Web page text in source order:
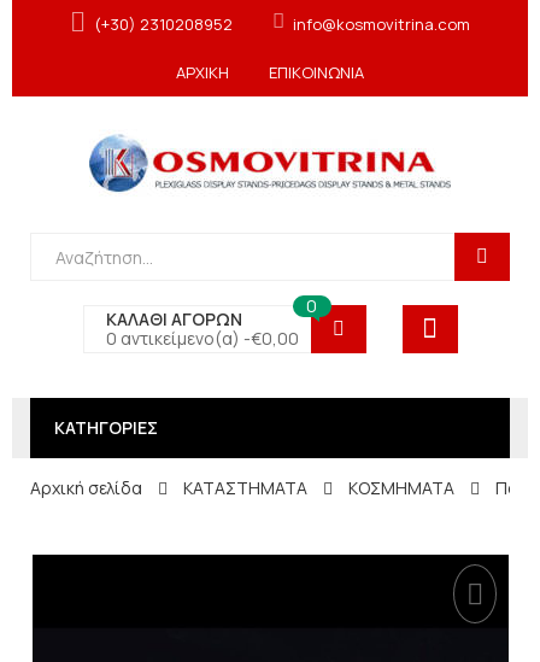
(+30) 2310208952 info@kosmovitrina.com
ΑΡΧΙΚΗ ΕΠΙΚΟΙΝΩΝΙΑ
ΚΑΛΑΘΙ ΑΓΟΡΩΝ
0 αντικείμενο(α) -€0,00
0
ΚΑΤΗΓΟΡΙΕΣ
Αρχική σελίδα ΚΑΤΑΣΤΗΜΑΤΑ ΚΟΣΜΗΜΑΤΑ